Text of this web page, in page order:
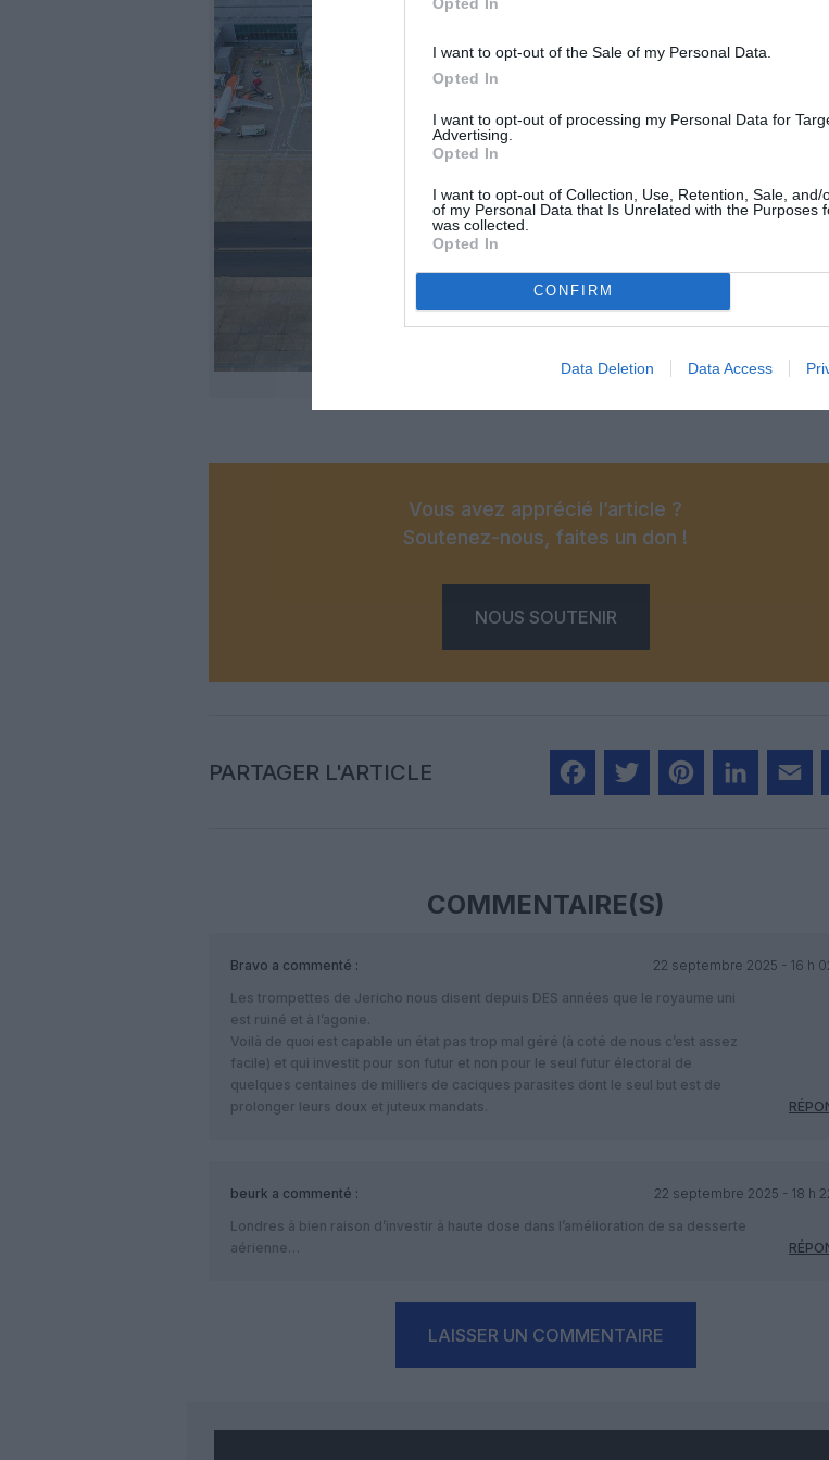
I want to opt-out of the Sale of my Personal Data.
Opted In
I want to opt-out of processing my Personal Data for
Advertising.
Opted In
I want to opt-out of Collection, Use, Retention, Sale, and/
of my Personal Data that Is Unrelated with the Purposes
was collected.
Opted In
CONFIRM
Data Deletion Data Access
Vous avez apprécié l’article ?
Soutenez-nous, faites un don !
NOUS SOUTENIR
PARTAGER L'ARTICLE
COMMENTAIRE(S)
Bravo a commenté :
22 septembre 2025 - 16 h
Les trompettes de Jericho nous disent depuis DES années que le royaume uni
est ruiné et à l’agonie.
Voilà de quoi est capable un état pas trop mal géré (à coté de nous c’est assez
facile) et qui investit pour son futur et non pour le seul futur électoral de
quelques centaines de milliers de caciques parasites dont le seul but est de
prolonger leurs doux et juteux mandats.
beurk a commenté :
22 septembre 2025 - 18 h
Londres à bien raison d’investir à haute dose dans l’amélioration de sa desserte
aérienne…
LAISSER UN COMMENTAIRE